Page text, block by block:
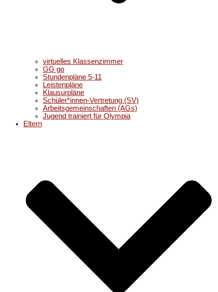
virtuelles Klassenzimmer
GG go
Stundenpläne 5-11
Leistenpläne
Klausurpläne
Schüler*innen-Vertretung (SV)
Arbeitsgemeinschaften (AGs)
Jugend trainiert für Olympia
Eltern